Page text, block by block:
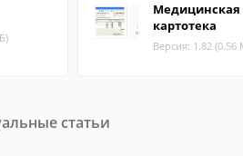
Медицинская
картотека
Версия: 1.82 (0.56
статьи